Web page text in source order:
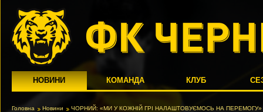
НОВИНИ КОМАНДА КЛУБ
Головна Новини ЧОРНИЙ: «МИ У КОЖНІЙ ГРІ НАЛАШТОВУЄМОСЬ НА ПЕРЕМОГУ»